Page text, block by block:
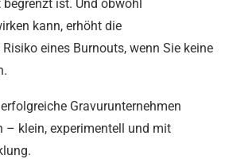
ist. Und obwohl
kann, erhöht die
eines Burnouts, wenn Sie keine
Gravurunternehmen
– klein, experimentell und mit